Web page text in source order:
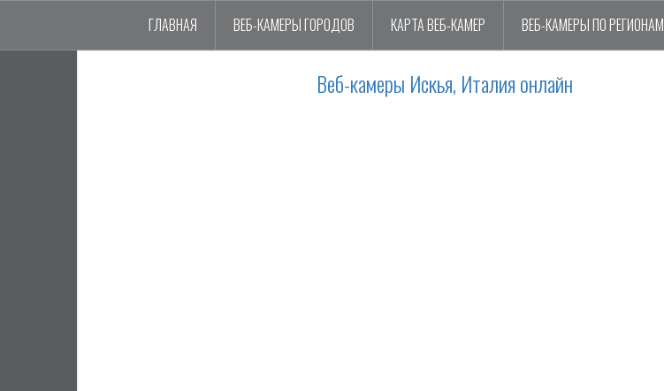
ГЛАВНАЯ ВЕБ-КАМЕРЫ ГОРОДОВ КАРТА ВЕБ-КАМЕР ВЕБ-КАМЕРЫ ПО РЕГИОНАМ
Веб-камеры Искья, Италия онлайн